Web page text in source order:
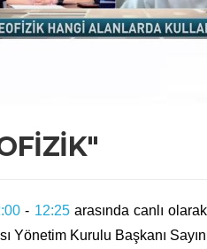
​ - 12:25 arasında canlı
Kurulu Başkanı Sayın